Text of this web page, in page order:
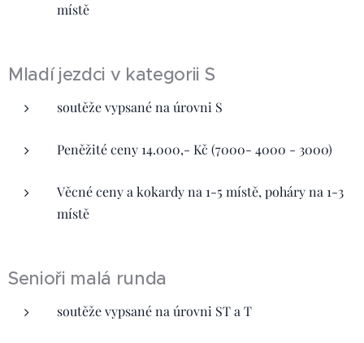
místě
Mladí jezdci v kategorii S
soutěže vypsané na úrovni S
Peněžité ceny 14.000,- Kč (7000- 4000 - 3000)
Věcné ceny a kokardy na 1-5 místě, poháry na 1-3
místě
Senioři malá runda
soutěže vypsané na úrovni ST a T